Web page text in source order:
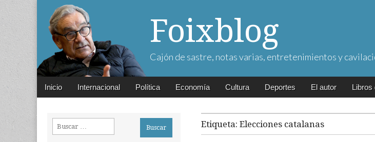
Foixblog
Cajón de sastre, notas varias, entretenimientos y
Main
Skip
Inicio Internacional Política Economía Cultura Deportes El autor Libros
Etiqueta: Elecciones catalanas
Buscar: